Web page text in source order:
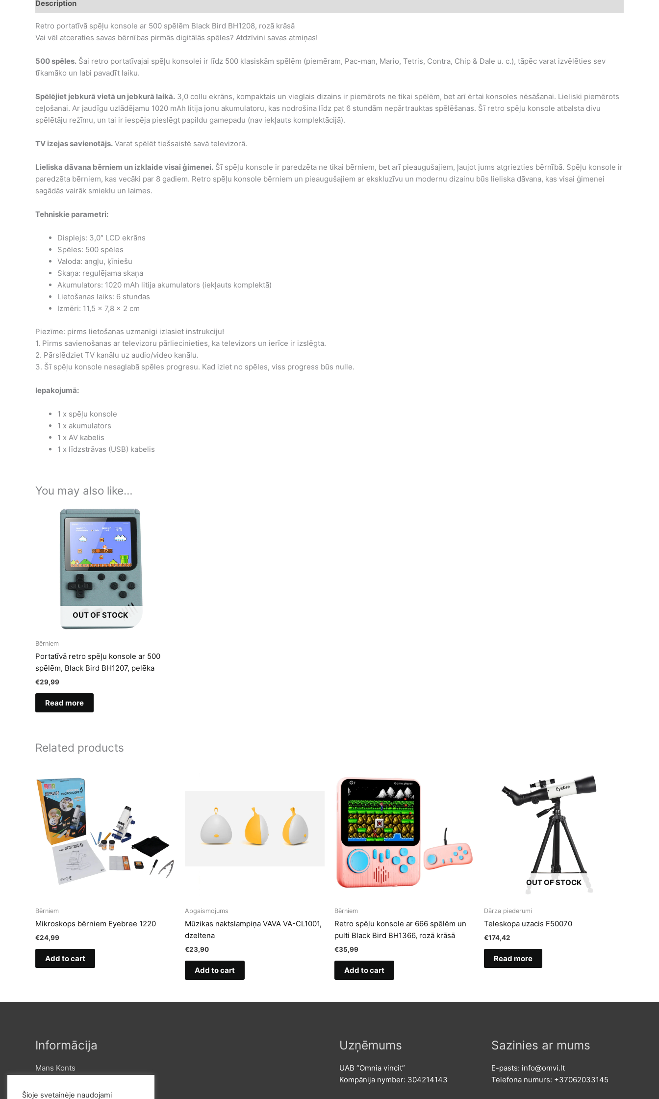
Description
Retro portatīvā spēļu konsole ar 500 spēlēm Black Bird BH1208, rozā krāsā
Vai vēl atceraties savas bērnības pirmās digitālās spēles? Atdzīvini savas atmiņas!
500 spēles. Šai retro portatīvajai spēļu konsolei ir līdz 500 klasiskām spēlēm (piemēram, Pac-man, Mario, Tetris, Contra, Chip & Dale u. c.), tāpēc varat izvēlēties sev
tīkamāko un labi pavadīt laiku.
Spēlējiet jebkurā vietā un jebkurā laikā. 3,0 collu ekrāns, kompaktais un vieglais dizains ir piemērots ne tikai spēlēm, bet arī ērtai konsoles nēsāšanai. Lieliski piemērots
ceļošanai. Ar jaudīgu uzlādējamu 1020 mAh litija jonu akumulatoru, kas nodrošina līdz pat 6 stundām nepārtrauktas spēlēšanas. Šī retro spēļu konsole atbalsta divu
spēlētāju režīmu, un tai ir iespēja pieslēgt papildu gamepadu (nav iekļauts komplektācijā).
TV izejas savienotājs. Varat spēlēt tiešsaistē savā televizorā.
Lieliska dāvana bērniem un izklaide visai ģimenei. Šī spēļu konsole ir paredzēta ne tikai bērniem, bet arī pieaugušajiem, ļaujot jums atgriezties bērnībā. Spēļu konsole ir
paredzēta bērniem, kas vecāki par 8 gadiem. Retro spēļu konsole bērniem un pieaugušajiem ar ekskluzīvu un modernu dizainu būs lieliska dāvana, kas visai ģimenei
sagādās vairāk smieklu un laimes.
Tehniskie parametri:
Displejs: 3,0″ LCD ekrāns
Spēles: 500 spēles
Valoda: angļu, ķīniešu
Skaņa: regulējama skaņa
Akumulators: 1020 mAh litija akumulators (iekļauts komplektā)
Lietošanas laiks: 6 stundas
Izmēri: 11,5 x 7,8 x 2 cm
Piezīme: pirms lietošanas uzmanīgi izlasiet instrukciju!
1. Pirms savienošanas ar televizoru pārliecinieties, ka televizors un ierīce ir izslēgta.
2. Pārslēdziet TV kanālu uz audio/video kanālu.
3. Šī spēļu konsole nesaglabā spēles progresu. Kad iziet no spēles, viss progress būs nulle.
Iepakojumā:
1 x spēļu konsole
1 x akumulators
1 x AV kabelis
1 x līdzstrāvas (USB) kabelis
You may also like…
OUT OF STOCK
Bērniem
Portatīvā retro spēļu konsole ar 500
spēlēm, Black Bird BH1207, pelēka
€29,99
Read more
Related products
Bērniem
Mikroskops bērniem Eyebree 1220
€24,99
Add to cart
Apgaismojums
Mūzikas naktslampiņa VAVA VA-CL1001,
dzeltena
€23,90
Add to cart
Bērniem
Retro spēļu konsole ar 666 spēlēm un
pulti Black Bird BH1366, rozā krāsā
€35,99
Add to cart
OUT OF STOCK
Dārza piederumi
Teleskopa uzacis F50070
€174,42
Read more
Informācija
Mans Konts
Noteikumi un konfidencialitātes
Uzņēmums
UAB “Omnia vincit”
Kompānija nymber: 304214143
Sazinies ar mums
E-pasts: info@omvi.lt
Telefona numurs: +37062033145
Šioje svetainėje naudojami